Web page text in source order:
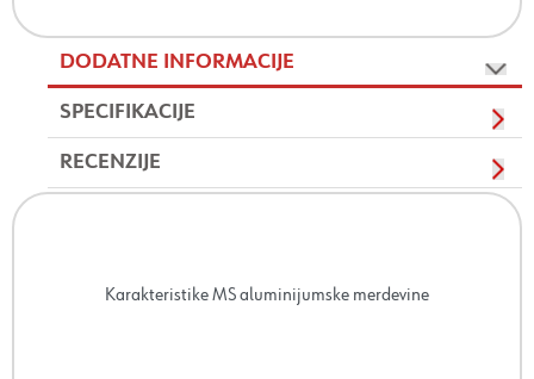
DODATNE INFORMACIJE
SPECIFIKACIJE
RECENZIJE
Karakteristike MS aluminijumske merdevine